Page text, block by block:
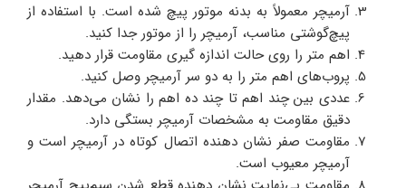
آرمیچر معمولاً به بدنه موتور پیچ شده است. با استفاده از
پیچ‌گوشتی مناسب، آرمیچر را از موتور جدا کنید.
اهم متر را روی حالت اندازه گیری مقاومت قرار دهید.
پروب‌های اهم متر را به دو سر آرمیچر وصل کنید.
عددی بین چند اهم تا چند ده اهم را نشان می‌دهد. مقدار
دقیق مقاومت به مشخصات آرمیچر بستگی دارد.
مقاومت صفر نشان دهنده اتصال کوتاه در آرمیچر است و
آرمیچر معیوب است.